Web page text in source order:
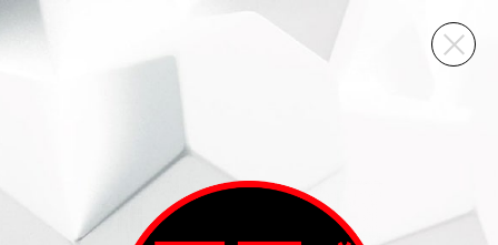
ВИННЫЙ СКЛАД